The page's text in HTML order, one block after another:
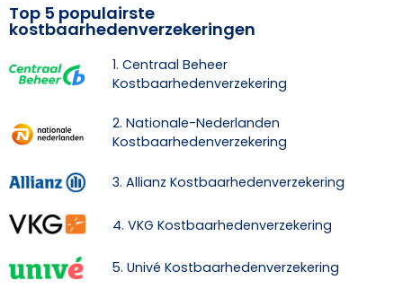
Top 5 populairste
kostbaarhedenverzekeringen
1. Centraal Beheer
Kostbaarhedenverzekering
2. Nationale-Nederlanden
Kostbaarhedenverzekering
3. Allianz Kostbaarhedenverzekering
4. VKG Kostbaarhedenverzekering
5. Univé Kostbaarhedenverzekering